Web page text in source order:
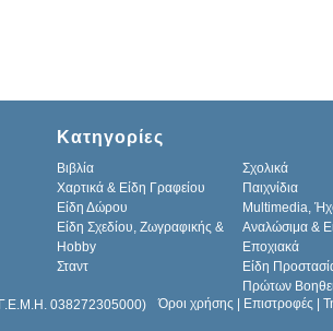
Κατηγορίες
Βιβλία
Σχολικά
Χαρτικά & Είδη Γραφείου
Παιχνίδια
Είδη Δώρου
Multimedia,
Είδη Σχεδίου, Ζωγραφικής &
Hobby
Αναλώσιμα &
Εποχιακά
Σταντ
Είδη
Πρώτων
038272305000)
Όροι χρήσης Επιστροφές